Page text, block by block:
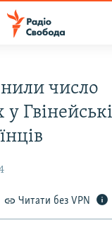
число
Читати без VPN